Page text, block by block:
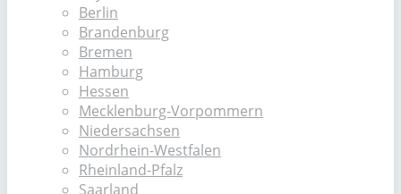
Berlin
Brandenburg
Bremen
Hamburg
Hessen
Mecklenburg-Vorpommern
Niedersachsen
Nordrhein-Westfalen
Rheinland-Pfalz
Saarland